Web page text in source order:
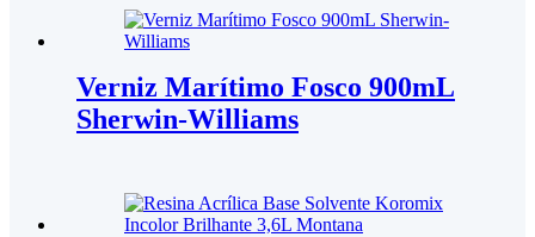
Verniz Marítimo Fosco 900mL
Sherwin-Williams